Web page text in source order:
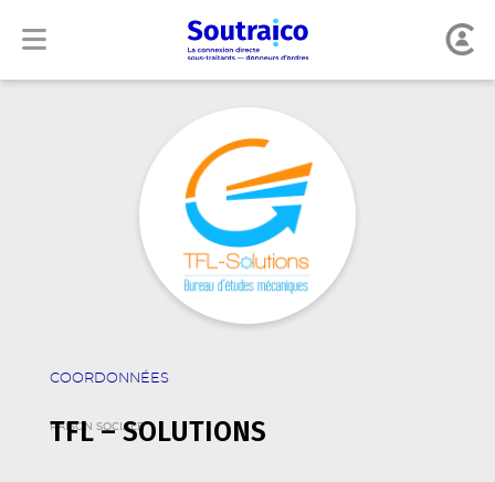
COORDONNÉES
RAISON SOCIALE
TFL – SOLUTIONS